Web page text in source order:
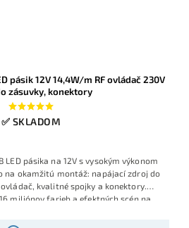
pásik 12V 14,4W/m RF ovládač 230V
zásuvky, konektory
✅ SKLADOM
LED pásika na 12V s vysokým výkonom
na okamžitú montáž: napájací zdroj do
kvalitné spojky a konektory.
miliónov farieb a efektných scén na
efekty v domácnosti.